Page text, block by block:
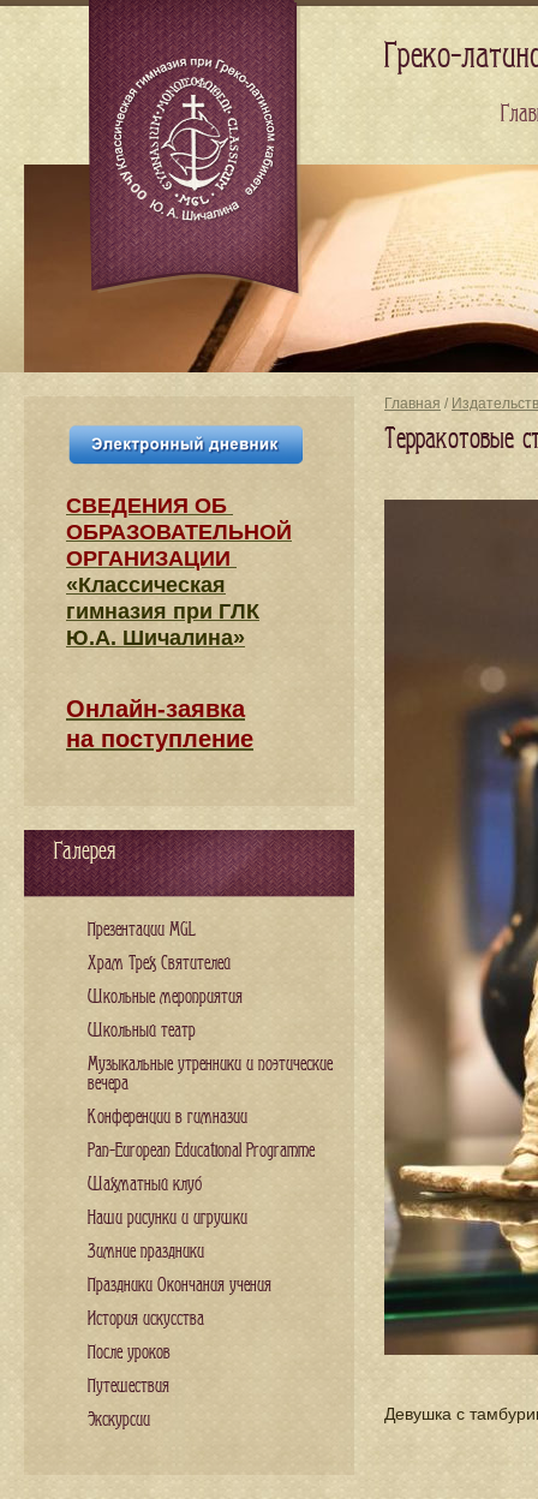
Главная /
Терракотовые
Девушка с
СВЕДЕНИЯ​ ОБ
ОБРАЗОВАТЕЛЬНОЙ
ОРГАНИЗАЦИИ
«Классическая
гимназия при ГЛК
Ю.А. Шичалина»
Онлайн-заявка
на поступление
Галерея
Презентации MGL
Храм Трех Святителей
Школьные мероприятия
Школьный театр
Музыкальные утренники и поэтические
вечера
Конференции в гимназии
Pan-European Educational Programme
Шахматный клуб
Наши рисунки и игрушки
Зимние праздники
Праздники Окончания учения
История искусства
После уроков
Путешествия
Экскурсии
Греко-